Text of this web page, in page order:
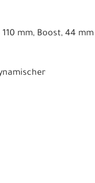
mm, Boost, 44 mm